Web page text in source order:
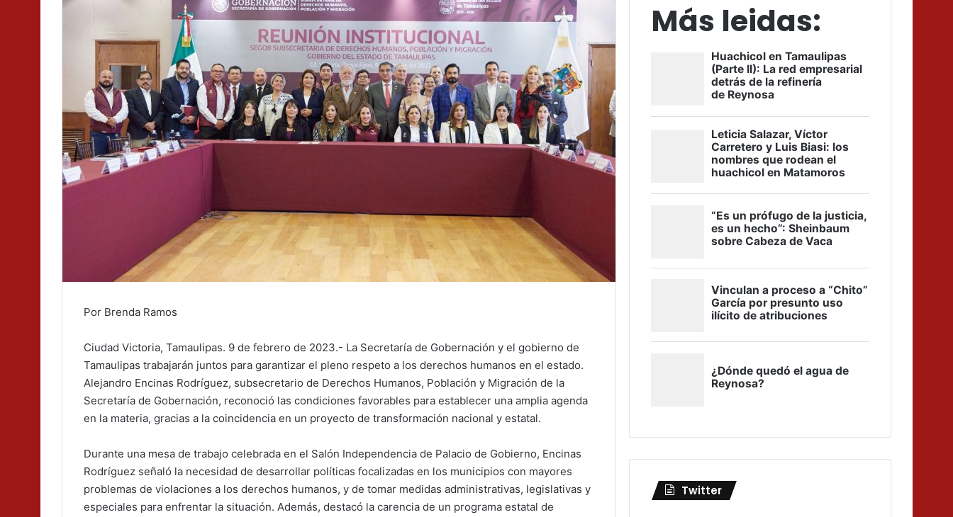
Por Brenda Ramos
Ciudad Victoria, Tamaulipas. 9 de febrero de 2023.- La Secretaría de Gobernación y el gobierno de
Tamaulipas trabajarán juntos para garantizar el pleno respeto a los derechos humanos en el estado.
Alejandro Encinas Rodríguez, subsecretario de Derechos Humanos, Población y Migración de la
Secretaría de Gobernación, reconoció las condiciones favorables para establecer una amplia agenda
en la materia, gracias a la coincidencia en un proyecto de transformación nacional y estatal.
Durante una mesa de trabajo celebrada en el Salón Independencia de Palacio de Gobierno, Encinas
Rodríguez señaló la necesidad de desarrollar políticas focalizadas en los municipios con mayores
problemas de violaciones a los derechos humanos, y de tomar medidas administrativas, legislativas y
especiales para enfrentar la situación. Además, destacó la carencia de un programa estatal de
Más leidas:
Twitter